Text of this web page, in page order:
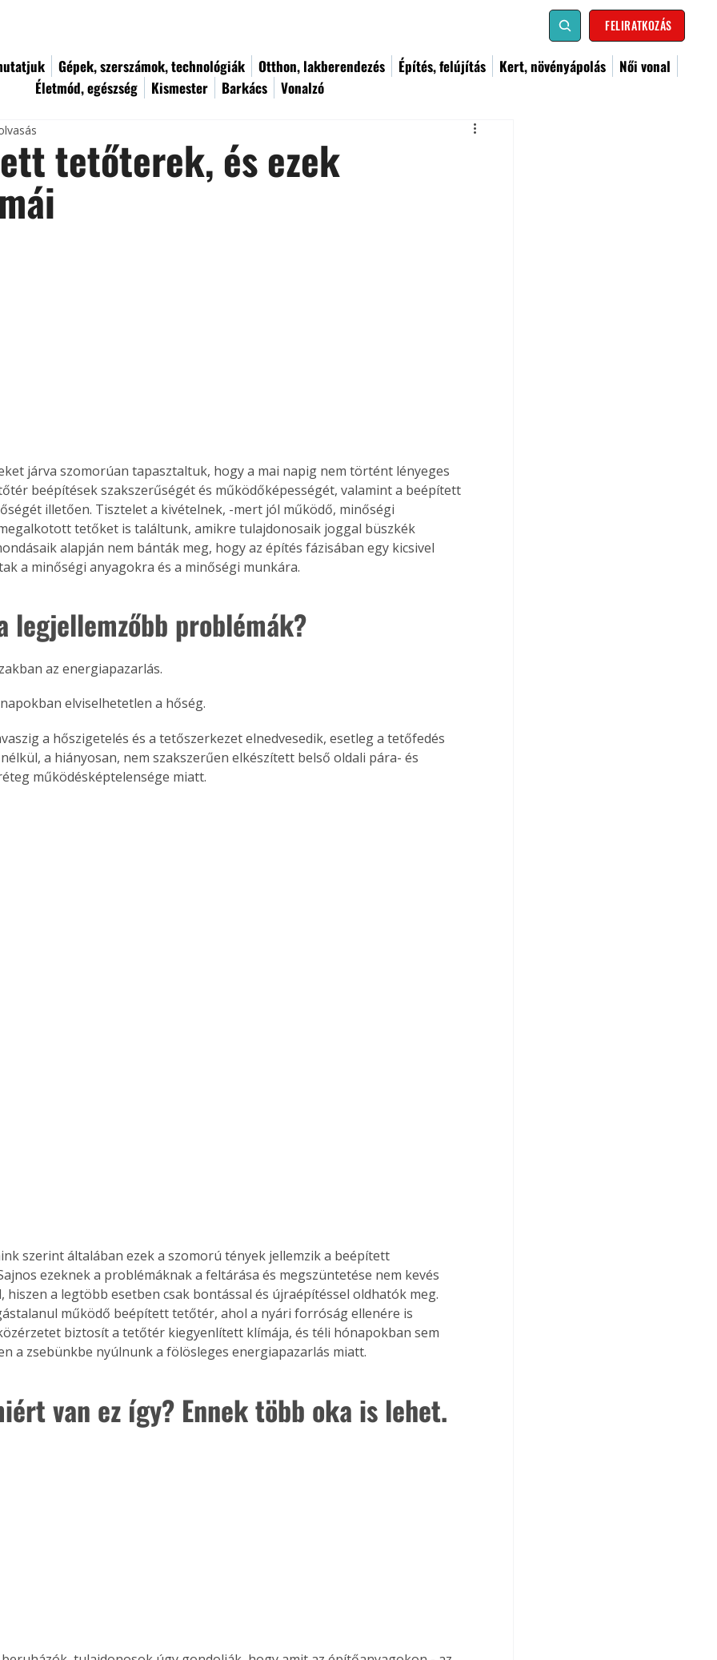
FELIRATKOZÁS
Gépek, szerszámok, technológiák Otthon, lakberendezés Építés, felújítás Kert, növényápolás
Női vonal
Életmód, egészség
Kismester Barkács Vonalzó
tetőterek, és ezek
járva szomorúan tapasztaltuk, hogy a mai napig nem történt lényeges
beépítések szakszerűségét és működőképességét, valamint a beépített
illetően. Tisztelet a kivételnek, -mert jól működő, minőségi
tetőket is találtunk, amikre tulajdonosaik joggal büszkék
alapján nem bánták meg, hogy az építés fázisában egy kicsivel
a minőségi anyagokra és a minőségi munkára.
legjellemzőbb problémák?
az energiapazarlás.
elviselhetetlen a hőség.
a hőszigetelés és a tetőszerkezet elnedvesedik, esetleg a tetőfedés
a hiányosan, nem szakszerűen elkészített belső oldali pára- és
működésképtelensége miatt.
szerint általában ezek a szomorú tények jellemzik a beépített
ezeknek a problémáknak a feltárása és megszüntetése nem kevés
hiszen a legtöbb esetben csak bontással és újraépítéssel oldhatók meg.
működő beépített tetőtér, ahol a nyári forróság ellenére is
biztosít a tetőtér kiegyenlített klímája, és téli hónapokban sem
a zsebünkbe nyúlnunk a fölösleges energiapazarlás miatt.
van ez így? Ennek több oka is lehet.